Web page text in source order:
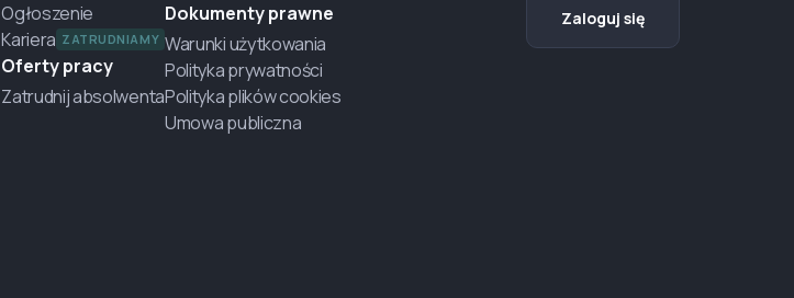
Ogłoszenie
Kariera ZATRUDNIAMY
Oferty pracy
Zatrudnij absolwenta
Dokumenty prawne
Warunki użytkowania
Polityka prywatności
Polityka plików cookies
Umowa publiczna
Zaloguj się